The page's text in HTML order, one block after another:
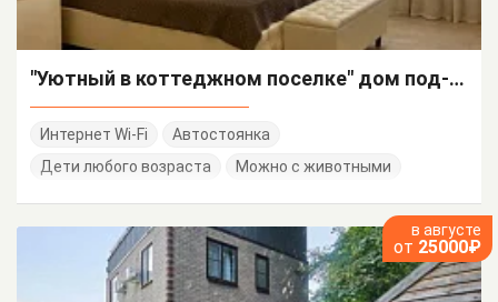
"Уютный в коттеджном поселке" дом под-ключ
Интернет Wi-Fi
Автостоянка
Дети любого возраста
Можно с животными
в августе
от 25000₽